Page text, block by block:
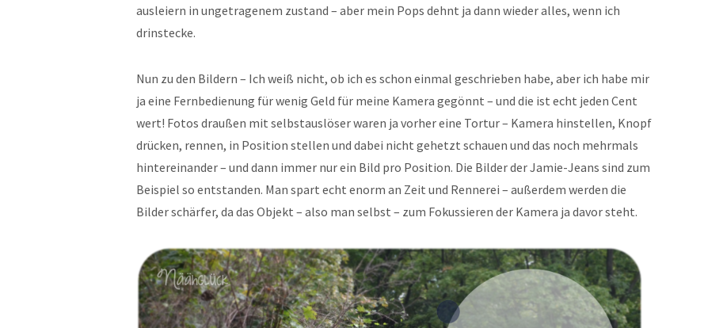
ausleiern in ungetragenem zustand – aber mein Pops dehnt ja dann wieder alles, wenn ich
drinstecke.
Nun zu den Bildern – Ich weiß nicht, ob ich es schon einmal geschrieben habe, aber ich habe mir
ja eine Fernbedienung für wenig Geld für meine Kamera gegönnt – und die ist echt jeden Cent
wert! Fotos draußen mit selbstauslöser waren ja vorher eine Tortur – Kamera hinstellen, Knopf
drücken, rennen, in Position stellen und dabei nicht gehetzt schauen und das noch mehrmals
hintereinander – und dann immer nur ein Bild pro Position. Die Bilder der Jamie-Jeans sind zum
Beispiel so entstanden. Man spart echt enorm an Zeit und Rennerei – außerdem werden die
Bilder schärfer, da das Objekt – also man selbst – zum Fokussieren der Kamera ja davor steht.